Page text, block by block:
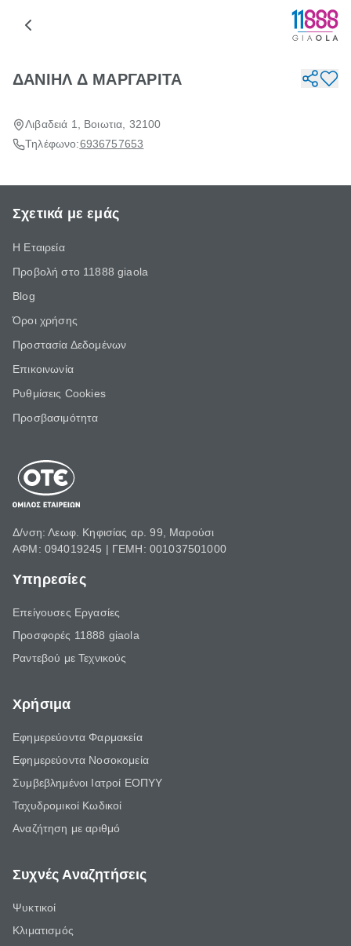
ΔΑΝΙΗΛ Δ ΜΑΡΓΑΡΙΤΑ
Λιβαδειά 1, Βοιωτια, 32100
Τηλέφωνο:6936757653
Σχετικά με εμάς
Η Εταιρεία
Προβολή στο 11888 giaola
Blog
Όροι χρήσης
Προστασία Δεδομένων
Επικοινωνία
Ρυθμίσεις Cookies
Προσβασιμότητα
Δ/νση: Λεωφ. Κηφισίας αρ. 99, Μαρούσι
ΑΦΜ: 094019245 | ΓΕΜΗ: 001037501000
Υπηρεσίες
Επείγουσες Εργασίες
Προσφορές 11888 giaola
Ραντεβού με Τεχνικούς
Χρήσιμα
Εφημερεύοντα Φαρμακεία
Εφημερεύοντα Νοσοκομεία
Συμβεβλημένοι Ιατροί ΕΟΠΥΥ
Ταχυδρομικοί Κωδικοί
Αναζήτηση με αριθμό
Συχνές Αναζητήσεις
Ψυκτικοί
Κλιματισμός